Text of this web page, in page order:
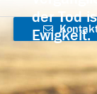
der Tod
Ewigkeit.